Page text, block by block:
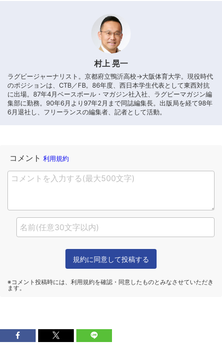
村上 晃一
ラグビージャーナリスト。京都府立鴨沂高校→大阪体育大学。現役時代
のポジションは、CTB／FB。86年度、西日本学生代表として東西対抗
に出場。87年4月ベースボール・マガジン社入社、ラグビーマガジン編
集部に勤務。90年6月より97年2月まで同誌編集長。出版局を経て98年
6月退社し、フリーランスの編集者、記者として活動。